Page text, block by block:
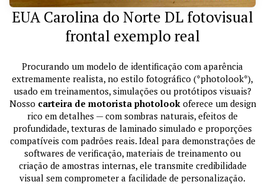
EUA Carolina do Norte DL fotovisual
frontal exemplo real
Procurando um modelo de identificação com aparência
extremamente realista, no estilo fotográfico (*photolook*),
usado em treinamentos, simulações ou protótipos visuais?
Nosso carteira de motorista photolookoferece um design
rico em detalhes — com sombras naturais, efeitos de
profundidade, texturas de laminado simulado e proporções
compatíveis com padrões reais. Ideal para demonstrações de
softwares de verificação, materiais de treinamento ou
criação de amostras internas, ele transmite credibilidade
visual sem comprometer a facilidade de personalização.